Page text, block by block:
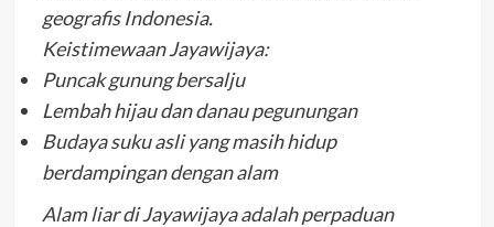
geografis Indonesia.
Keistimewaan Jayawijaya:
Puncak gunung bersalju
Lembah hijau dan danau pegunungan
Budaya suku asli yang masih hidup
berdampingan dengan alam
Alam liar di Jayawijaya adalah perpaduan